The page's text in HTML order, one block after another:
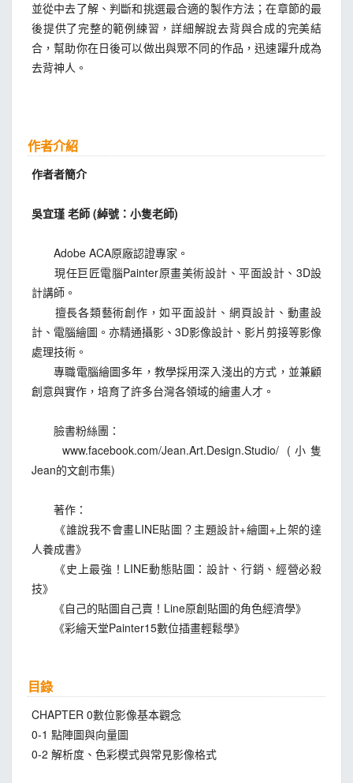
並從中去了解、判斷和挑選最合適的製作方法；在章節的最
後提供了完整的範例練習，詳細解說去背與合成的完美結
合，幫助你在日後可以做出與眾不同的作品，迅速躍升成為
去背神人。
作者介紹
作者者簡介
吳宜瑾 老師 (綽號：小隻老師)
Adobe ACA原廠認證專家。
現任巨匠電腦Painter原畫美術設計、平面設計、3D設
計講師。
擅長各類藝術創作，如平面設計、網頁設計、動畫設
計、電腦繪圖。亦精通攝影、3D影像設計、影片剪接等影像
處理技術。
專職電腦繪圖多年，教學採用深入淺出的方式，並兼顧
創意與實作，培育了許多台灣各領域的繪畫人才。
臉書粉絲團：
www.facebook.com/Jean.Art.Design.Studio/ (小隻
Jean的文創市集)
著作：
《誰說我不會畫LINE貼圖？主題設計+繪圖+上架的達
人養成書》
《史上最強！LINE動態貼圖：設計、行銷、經營必殺
技》
《自己的貼圖自己賣！Line原創貼圖的角色經濟學》
《彩繪天堂Painter15數位插畫輕鬆學》
目錄
CHAPTER 0數位影像基本觀念
0-1 點陣圖與向量圖
0-2 解析度、色彩模式與常見影像格式